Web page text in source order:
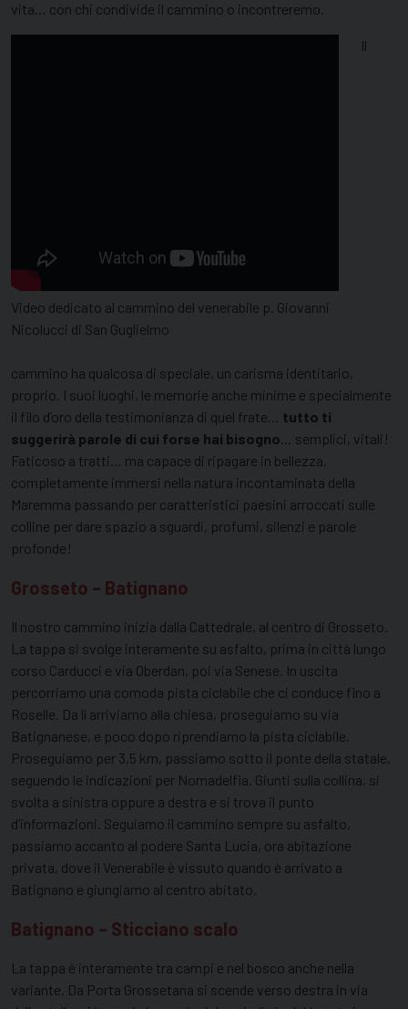
vita… con chi condivide il cammino o incontreremo.
Video dedicato al cammino del venerabile p. Giovanni
Nicolucci di San Guglielmo
Il
cammino ha qualcosa di speciale, un carisma identitario,
proprio. I suoi luoghi, le memorie anche minime e specialmente
il filo d’oro della testimonianza di quel frate… tutto ti
suggerirà parole di cui forse hai bisogno … semplici, vitali!
Faticoso a tratti… ma capace di ripagare in bellezza,
completamente immersi nella natura incontaminata della
Maremma passando per caratteristici paesini arroccati sulle
colline per dare spazio a sguardi, profumi, silenzi e parole
profonde!
Grosseto – Batignano
Il nostro cammino inizia dalla Cattedrale, al centro di Grosseto.
La tappa si svolge interamente su asfalto, prima in città lungo
corso Carducci e via Oberdan, poi via Senese. In uscita
percorriamo una comoda pista ciclabile che ci conduce fino a
Roselle. Da lì arriviamo alla chiesa, proseguiamo su via
Batignanese, e poco dopo riprendiamo la pista ciclabile.
Proseguiamo per 3,5 km, passiamo sotto il ponte della statale,
seguendo le indicazioni per Nomadelfia. Giunti sulla collina, si
svolta a sinistra oppure a destra e si trova il punto
d’informazioni. Seguiamo il cammino sempre su asfalto,
passiamo accanto al podere Santa Lucia, ora abitazione
privata, dove il Venerabile è vissuto quando è arrivato a
Batignano e giungiamo al centro abitato.
Batignano – Sticciano scalo
La tappa è interamente tra campi e nel bosco anche nella
variante. Da Porta Grossetana si scende verso destra in via